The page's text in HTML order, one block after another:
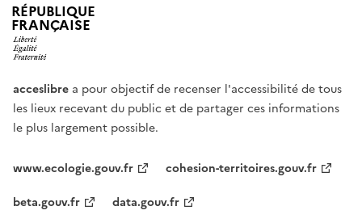
RÉPUBLIQUE
FRANÇAISE
acceslibre a pour objectif de recenser l'accessibilité de tous
les lieux recevant du public et de partager ces informations
le plus largement possible.
www.ecologie.gouv.fr
cohesion-territoires.gouv.fr
beta.gouv.fr
data.gouv.fr